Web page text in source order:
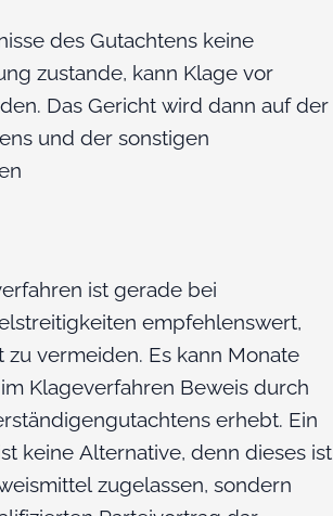
des Gutachtens keine
zustande, kann Klage vor
Das Gericht wird dann auf der
und der sonstigen
ist gerade bei
empfehlenswert,
vermeiden. Es kann Monate
Klageverfahren Beweis durch
erhebt. Ein
keine Alternative, denn dieses ist
zugelassen, sondern